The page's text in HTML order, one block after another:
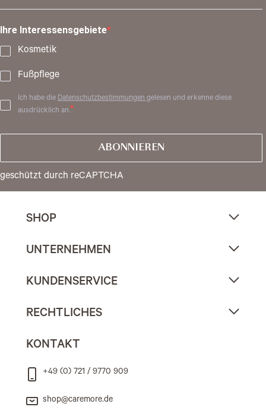
Ihre Interessensgebiete
Kosmetik
Fußpflege
Ich habe die Datenschutzbestimmungengelesen und erkenne diese
ausdrücklich an.
ABONNIEREN
geschützt durch reCAPTCHA
SHOP
UNTERNEHMEN
KUNDENSERVICE
RECHTLICHES
KONTAKT
+49 (0) 721 / 9770 909
shop@caremore.de